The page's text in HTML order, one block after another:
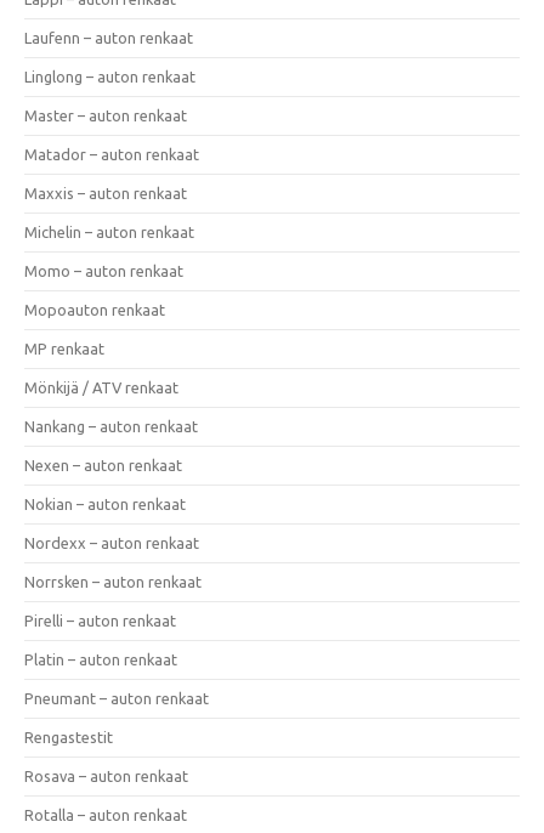
Laufenn – auton renkaat
Linglong – auton renkaat
Master – auton renkaat
Matador – auton renkaat
Maxxis – auton renkaat
Michelin – auton renkaat
Momo – auton renkaat
Mopoauton renkaat
MP renkaat
Mönkijä / ATV renkaat
Nankang – auton renkaat
Nexen – auton renkaat
Nokian – auton renkaat
Nordexx – auton renkaat
Norrsken – auton renkaat
Pirelli – auton renkaat
Platin – auton renkaat
Pneumant – auton renkaat
Rengastestit
Rosava – auton renkaat
Rotalla – auton renkaat